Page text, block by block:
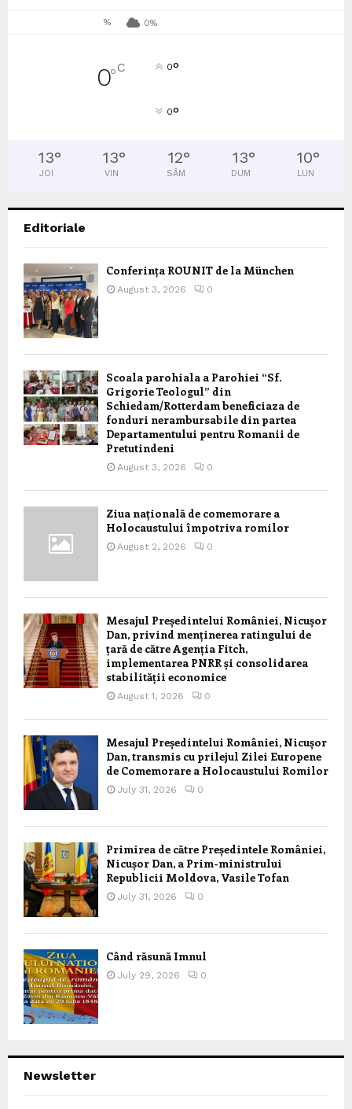
% 0%
0°C 0°
0°
13°
JOI
13°
VIN
12°
SÂM
13°
DUM
10°
LUN
Editoriale
Conferința ROUNIT de la München
August 3, 2026 0
Scoala parohiala a Parohiei “Sf.
Grigorie Teologul” din
Schiedam/Rotterdam beneficiaza de
fonduri nerambursabile din partea
Departamentului pentru Romanii de
Pretutindeni
August 3, 2026 0
Ziua națională de comemorare a
Holocaustului împotriva romilor
August 2, 2026 0
Mesajul Președintelui României, Nicușor
Dan, privind menținerea ratingului de
țară de către Agenția Fitch,
implementarea PNRR și consolidarea
stabilității economice
August 1, 2026 0
Mesajul Președintelui României, Nicușor
Dan, transmis cu prilejul Zilei Europene
de Comemorare a Holocaustului Romilor
July 31, 2026 0
Primirea de către Președintele României,
Nicușor Dan, a Prim-ministrului
Republicii Moldova, Vasile Tofan
July 31, 2026 0
Când răsună Imnul
July 29, 2026 0
Newsletter